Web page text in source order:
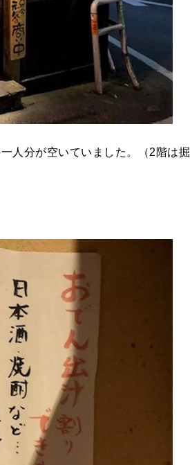
人分が空いていました。（2階は掘